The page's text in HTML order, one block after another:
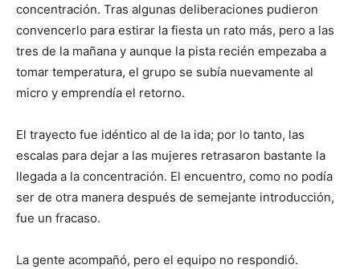
concentración. Tras algunas deliberaciones pudieron
convencerlo para estirar la fiesta un rato más, pero a las
tres de la mañana y aunque la pista recién empezaba a
tomar temperatura, el grupo se subía nuevamente al
micro y emprendía el retorno.
El trayecto fue idéntico al de la ida; por lo tanto, las
escalas para dejar a las mujeres retrasaron bastante la
llegada a la concentración. El encuentro, como no podía
ser de otra manera después de semejante introducción,
fue un fracaso.
La gente acompañó, pero el equipo no respondió.